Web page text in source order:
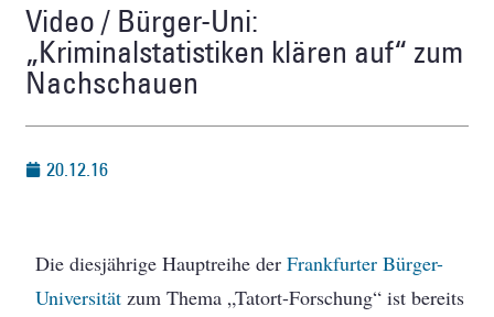
Video / Bürger-Uni:
„Kriminalstatistiken klären auf“ zum
Nachschauen
20.12.16
Die diesjährige Hauptreihe derFrankfurter Bürger-
Universität zum Thema „Tatort-Forschung“ ist bereits